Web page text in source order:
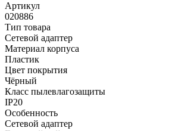
Артикул
020886
Тип товара
Сетевой адаптер
Материал корпуса
Пластик
Цвет покрытия
Чёрный
Класс пылевлагозащиты
IP20
Особенность
Сетевой адаптер